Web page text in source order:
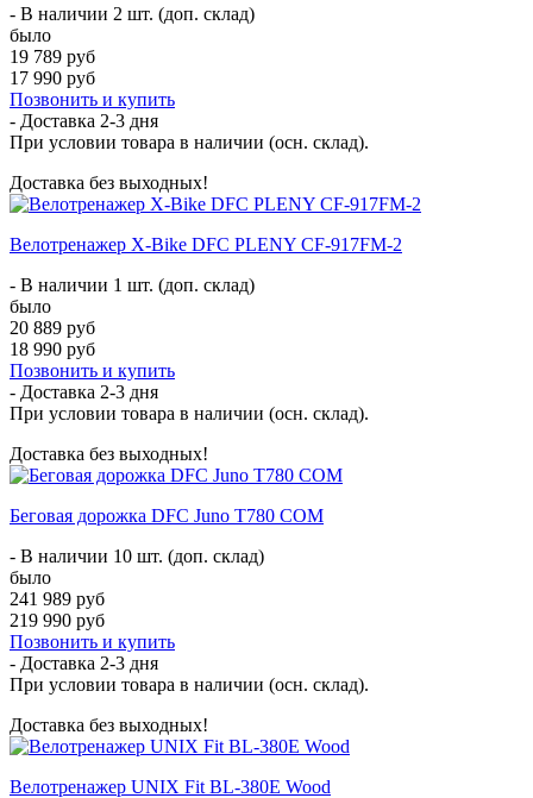
- В наличии 2 шт. (доп. склад)
было
19 789 руб
17 990 руб
Позвонить и купить
- Доставка 2-3 дня
При условии товара в наличии (осн. склад).
Доставка без выходных!
Велотренажер X-Bike DFC PLENY CF-917FM-2
- В наличии 1 шт. (доп. склад)
было
20 889 руб
18 990 руб
Позвонить и купить
- Доставка 2-3 дня
При условии товара в наличии (осн. склад).
Доставка без выходных!
Беговая дорожка DFC Juno T780 COM
- В наличии 10 шт. (доп. склад)
было
241 989 руб
219 990 руб
Позвонить и купить
- Доставка 2-3 дня
При условии товара в наличии (осн. склад).
Доставка без выходных!
Велотренажер UNIX Fit BL-380E Wood